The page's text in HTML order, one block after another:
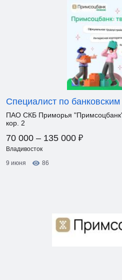
Специалист по
ПАО СКБ Приморья
кор. 2
70 000 – 135 000 ₽
Владивосток
9 июня
86